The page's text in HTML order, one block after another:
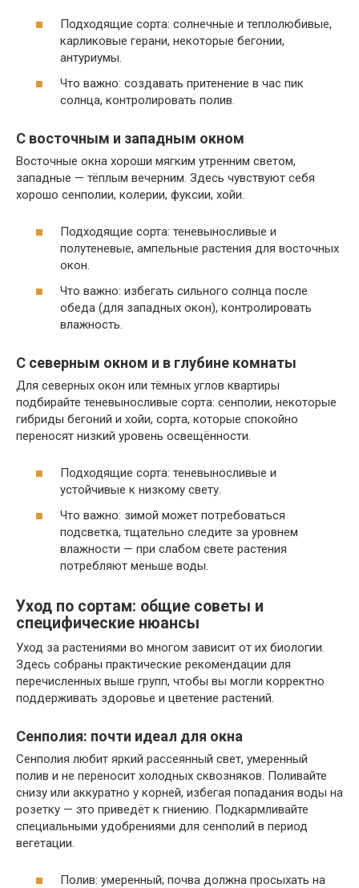
Подходящие сорта: солнечные и теплолюбивые,
карликовые герани, некоторые бегонии,
антуриумы.
Что важно: создавать притенение в час пик
солнца, контролировать полив.
С восточным и западным окном
Восточные окна хороши мягким утренним светом,
западные — тёплым вечерним. Здесь чувствуют себя
хорошо сенполии, колерии, фуксии, хойи.
Подходящие сорта: теневыносливые и
полутеневые, ампельные растения для восточных
окон.
Что важно: избегать сильного солнца после
обеда (для западных окон), контролировать
влажность.
С северным окном и в глубине комнаты
Для северных окон или тёмных углов квартиры
подбирайте теневыносливые сорта: сенполии, некоторые
гибриды бегоний и хойи, сорта, которые спокойно
переносят низкий уровень освещённости.
Подходящие сорта: теневыносливые и
устойчивые к низкому свету.
Что важно: зимой может потребоваться
подсветка, тщательно следите за уровнем
влажности — при слабом свете растения
потребляют меньше воды.
Уход по сортам: общие советы и
специфические нюансы
Уход за растениями во многом зависит от их биологии.
Здесь собраны практические рекомендации для
перечисленных выше групп, чтобы вы могли корректно
поддерживать здоровье и цветение растений.
Сенполия: почти идеал для окна
Сенполия любит яркий рассеянный свет, умеренный
полив и не переносит холодных сквозняков. Поливайте
снизу или аккуратно у корней, избегая попадания воды на
розетку — это приведёт к гниению. Подкармливайте
специальными удобрениями для сенполий в период
вегетации.
Полив: умеренный; почва должна просыхать на